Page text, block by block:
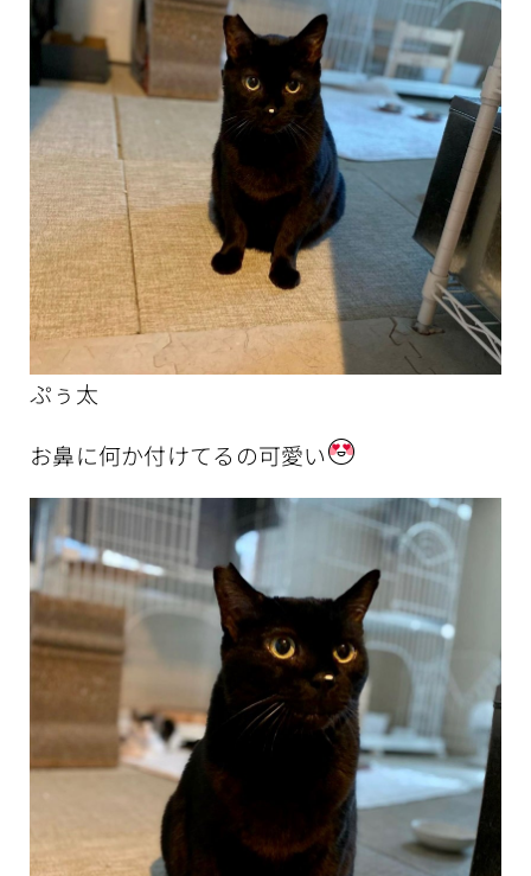
ぷぅ太
お鼻に何か付けてるの可愛い